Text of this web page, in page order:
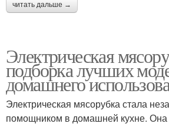
читать дальше →
Электрическая
подборка лучших
домашнего
Электрическая мясорубка стала
помощником в домашней кухне. Она